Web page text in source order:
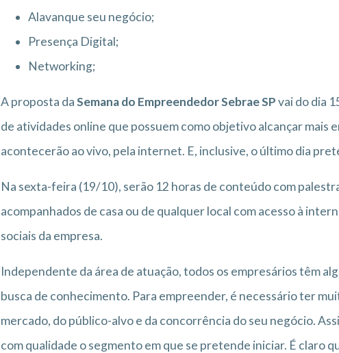
Alavanque seu negócio;
Presença Digital;
Networking;
A proposta daSemana do Empreendedor Sebrae SPvai do dia
de atividades online que possuem como objetivo alcançar mais
acontecerão ao vivo, pela internet. E, inclusive, o último dia
Na sexta-feira (19/10), serão 12 horas de conteúdo com
acompanhados de casa ou de qualquer local com acesso à
sociais da empresa.
Independente da área de atuação, todos os empresários têm
busca de conhecimento. Para empreender, é necessário ter
mercado, do público-alvo e da concorrência do seu negócio.
com qualidade o segmento em que se pretende iniciar. É claro